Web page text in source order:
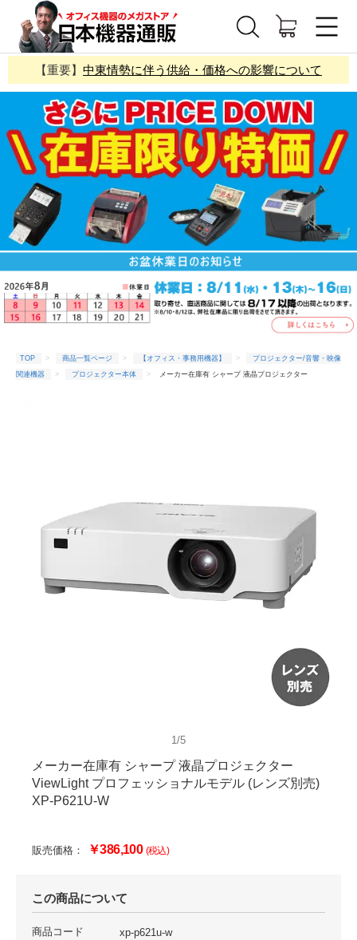
【重要】 中東情勢に伴う供給・価格への影響について
TOP 商品一覧ページ 【オフィス・事務用機器】
プロジェクター/音響・映像
関連機器
プロジェクター本体
メーカー在庫有 シャープ 液晶プロジェクター
1/5
メーカー在庫有 シャープ 液晶プロジェクター
ViewLight プロフェッショナルモデル (レンズ別売)
XP-P621U-W
販売価格： ￥386,100 (税込)
この商品について
商品コード
xp-p621u-w